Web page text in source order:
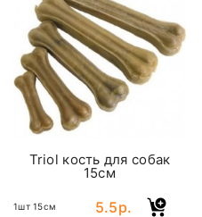
Triol кость для собак
15см
1шт 15см 5.5р.